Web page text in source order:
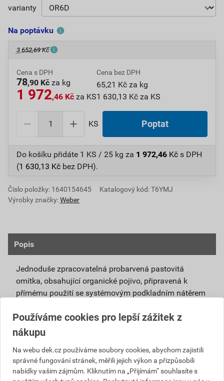
varianty
Na poptávku
3 652,69 Kč
Cena s DPH
78,90 Kč za kg
1 972,46 Kč za KS
Cena bez DPH
65,21 Kč za kg
1 630,13 Kč za KS
KS Poptat
Do košíku přidáte 1 KS / 25 kg za 1 972,46 Kč s DPH
(1 630,13 Kč bez DPH).
Číslo položky: 1640154645
Katalogový kód: T6YMJ
Výrobky značky:Weber
Popis
Jednoduše zpracovatelná probarvená pastovitá
omítka, obsahující organické pojivo, připravená k
přímému použití se systémovým podkladním nátěrem
Vlivem ochlazování vnějšího souvrství
zateplovacích systémů v nočních hodinách,
dochází ke kondenzaci vody na povrchu, která
vytváří živnou půdu pro růst nevzhledných řas.
Povrch omítky weberpas aquaBalance dokáže
Používáme cookies pro lepší zážitek z
nákupu
Na webu dek.cz používáme soubory cookies, abychom zajistili
správné fungování stránek, měřili jejich výkon a přizpůsobili
nabídky vašim zájmům. Kliknutím na „Přijímám“ souhlasíte s